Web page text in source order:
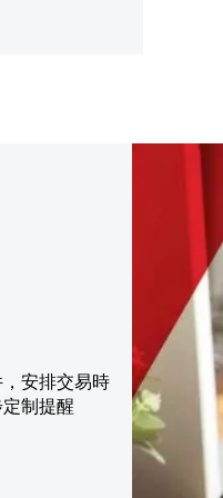
安排交易時
制提醒